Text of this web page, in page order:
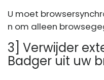
U moet
n om alleen
3] Verwijder
Badger uit uw